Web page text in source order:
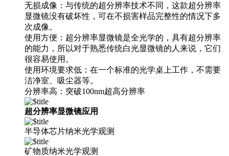
无损成像：与传统的超分辨率技术不同，这款超分辨率
显微镜没有破坏性，可在不损害样品完整性的情况下多
次成像。
使用方便：超分辨率显微镜是全光学的，具有超分辨率
的能力，所以对于熟悉传统白光显微镜的人来说，它们
很容易使用。
使用环境要求低： 在一个标准的光学桌上工作，不需要
洁净室、吸尘器等。
分辨率高：突破100nm超高分辨率
超分辨率显微镜应用
半导体芯片纳米光学观测
矿物质纳米光学观测